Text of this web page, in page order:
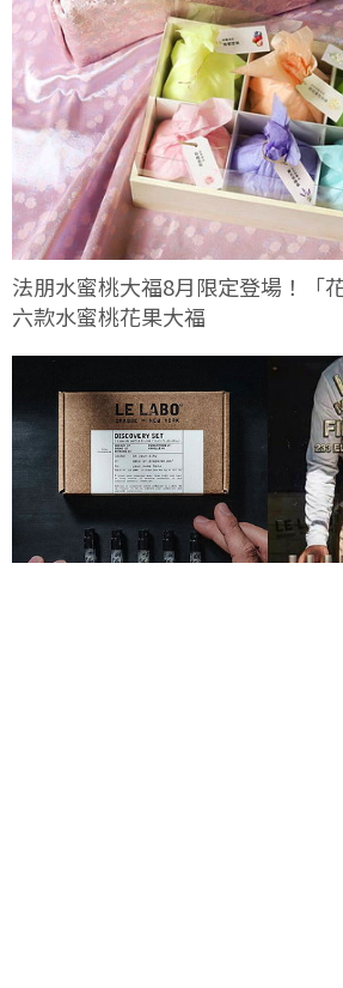
法朋水蜜桃大福8月限定登場！「
六款水蜜桃花果大福